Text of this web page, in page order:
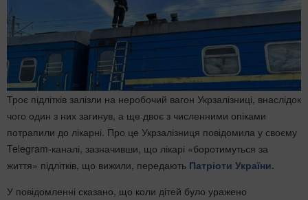
Троє підлітків залізли на неробочий вагон Укрзалізниці, внаслідок
чого один з них загинув, а ще двоє з численними опіками
потрапили до лікарні. Про це Укрзалізниця повідомила у своєму
Telegram-каналі, зазначивши, що лікарі «боротимуться за
життя» підлітків, що вижили, передають Патріоти України.
У повідомленні сказано, що коли дітей було уражено